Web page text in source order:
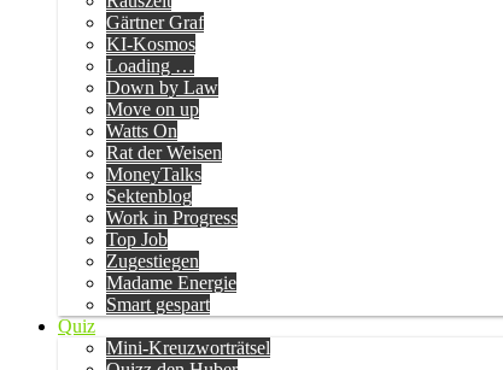
Gärtner Graf
KI-Kosmos
Loading …
Down by Law
Move on up
Watts On
Rat der Weisen
MoneyTalks
Sektenblog
Work in Progress
Top Job
Zugestiegen
Madame Energie
Smart gespart
Quiz
Mini-Kreuzworträtsel